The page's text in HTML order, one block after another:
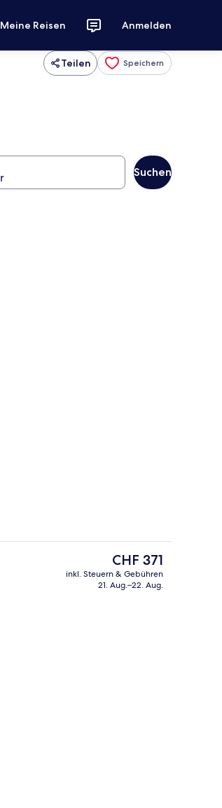
Meine Reisen Anmelden
Teilen Speichern
Suchen
Der
aktuelle
Preis
CHF 371
inkl. Steuern & Gebühren
21. Aug.–22. Aug.